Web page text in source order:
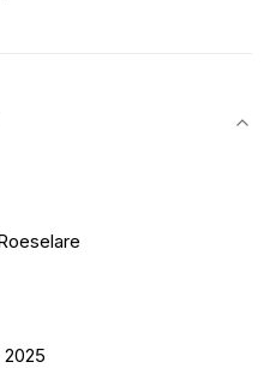
2025